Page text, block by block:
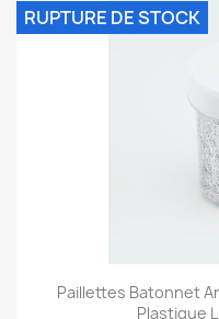
Paillettes Batonnet
Plastique
RUPTURE DE STOCK